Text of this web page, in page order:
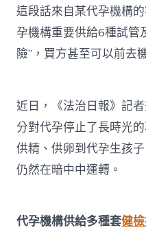
這段話來自某代孕機構
孕機構重要供給6種試管
險”，買方甚至可以前去
近日，《法治日報》記
分對代孕停止了長時光
供精、供卵到代孕生孩
仍然在暗中中運轉。
代孕機構供給多種套健